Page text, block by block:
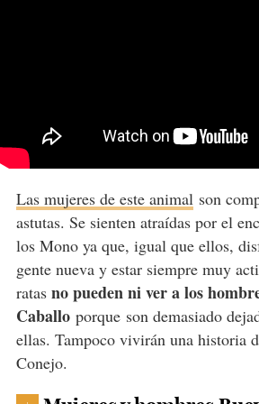
Las mujeres de este animalson
astutas. Se sienten atraídas por el
los Mono ya que, igual que ellos,
gente nueva y estar siempre muy
ratasno pueden ni ver a los
Caballoporque son demasiado
ellas. Tampoco vivirán una historia
Conejo.